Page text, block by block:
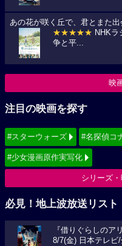
あの花が咲く丘で、君とまた出
★★★★★ NHKラ
争と平...
映
注目の映画を探す
#スターウォーズ #名探偵コ
#少女漫画原作実写化
シリーズ
必見！地上波放送リスト
『借りぐらしのア
8/7(金) 日本テレビ